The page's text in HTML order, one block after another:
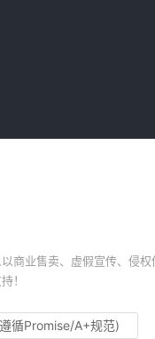
商业售卖、虚假宣传、侵权
！
循Promise/A+规范)